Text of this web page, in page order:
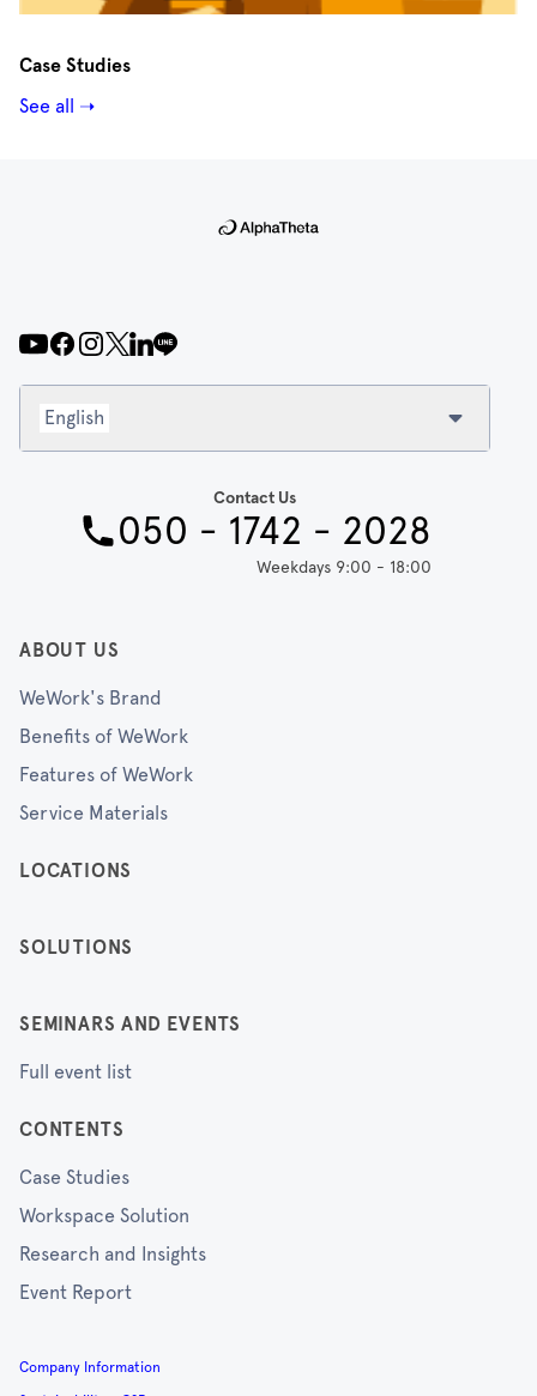
Case Studies
See all ➝
ABOUT US
WeWork's Brand
Benefits of WeWork
Features of WeWork
Service Materials
LOCATIONS
SOLUTIONS
SEMINARS AND EVENTS
Full event list
CONTENTS
Case Studies
Workspace Solution
Research and Insights
Event Report
Contact Us
050 - 1742 - 2028
Weekdays 9:00 - 18:00
English
Company Information